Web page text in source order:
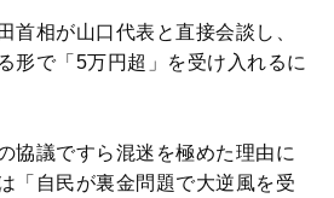
首相が山口代表と直接会談し、
形で「5万円超」を受け入れるに
協議ですら混迷を極めた理由に
「自民が裏金問題で大逆風を受